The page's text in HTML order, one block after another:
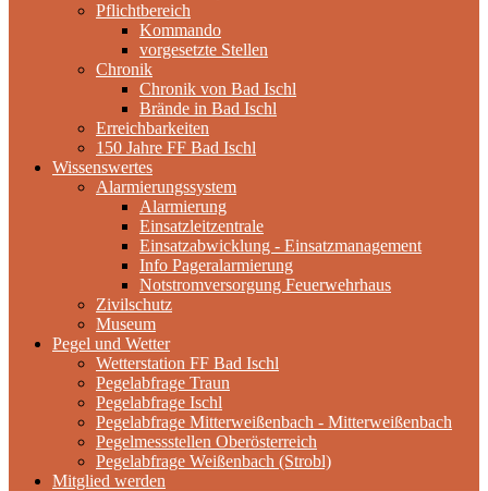
Pflichtbereich
Kommando
vorgesetzte Stellen
Chronik
Chronik von Bad Ischl
Brände in Bad Ischl
Erreichbarkeiten
150 Jahre FF Bad Ischl
Wissenswertes
Alarmierungssystem
Alarmierung
Einsatzleitzentrale
Einsatzabwicklung - Einsatzmanagement
Info Pageralarmierung
Notstromversorgung Feuerwehrhaus
Zivilschutz
Museum
Pegel und Wetter
Wetterstation FF Bad Ischl
Pegelabfrage Traun
Pegelabfrage Ischl
Pegelabfrage Mitterweißenbach - Mitterweißenbach
Pegelmessstellen Oberösterreich
Pegelabfrage Weißenbach (Strobl)
Mitglied werden